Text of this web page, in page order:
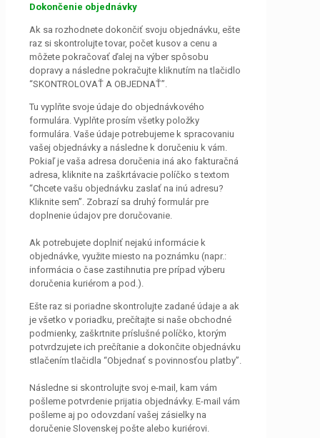
Dokončenie objednávky
Ak sa rozhodnete dokončiť svoju objednávku, ešte
raz si skontrolujte tovar, počet kusov a cenu a
môžete pokračovať ďalej na výber spôsobu
dopravy a následne pokračujte kliknutím na tlačidlo
“SKONTROLOVAŤ A OBJEDNAŤ”.
Tu vyplňte svoje údaje do objednávkového
formulára. Vyplňte prosím všetky položky
formulára. Vaše údaje potrebujeme k spracovaniu
vašej objednávky a následne k doručeniu k vám.
Pokiaľ je vaša adresa doručenia iná ako fakturačná
adresa, kliknite na zaškrtávacie políčko s textom
“Chcete vašu objednávku zaslať na inú adresu?
Kliknite sem”. Zobrazí sa druhý formulár pre
doplnenie údajov pre doručovanie.
Ak potrebujete doplniť nejakú informácie k
objednávke, využite miesto na poznámku (napr.:
informácia o čase zastihnutia pre prípad výberu
doručenia kuriérom a pod.).
Ešte raz si poriadne skontrolujte zadané údaje a ak
je všetko v poriadku, prečítajte si naše obchodné
podmienky, zaškrtnite príslušné políčko, ktorým
potvrdzujete ich prečítanie a dokončite objednávku
stlačením tlačidla “Objednať s povinnosťou platby”.
Následne si skontrolujte svoj e-mail, kam vám
pošleme potvrdenie prijatia objednávky. E-mail vám
pošleme aj po odovzdaní vašej zásielky na
doručenie Slovenskej pošte alebo kuriérovi.